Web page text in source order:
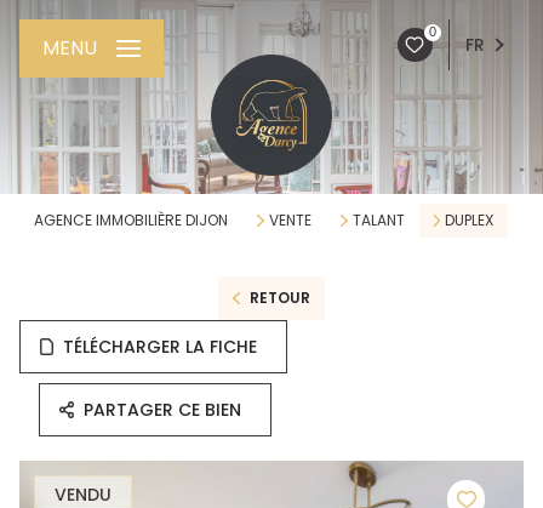
0
FR
MENU
AGENCE IMMOBILIÈRE DIJON VENTE TALANT DUPLEX
RETOUR
TÉLÉCHARGER LA FICHE
PARTAGER CE BIEN
VENDU